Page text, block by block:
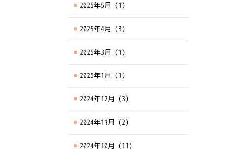
2025年5月 (1)
2025年4月 (3)
2025年3月 (1)
2025年1月 (1)
2024年12月 (3)
2024年11月 (2)
2024年10月 (11)